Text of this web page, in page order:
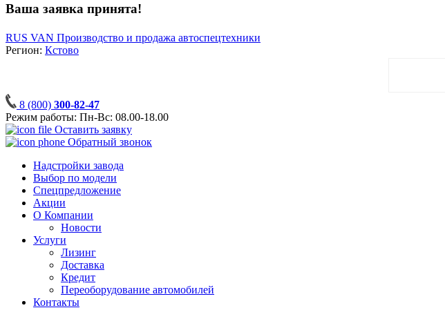
Ваша заявка принята!
RUS VAN Производство и продажа автоспецтехники
Регион: Кстово
8 (800) 300-82-47
Режим работы: Пн-Вс: 08.00-18.00
Оставить заявку
Обратный звонок
Надстройки завода
Выбор по модели
Спецпредложение
Акции
О Компании
Новости
Услуги
Лизинг
Доставка
Кредит
Переоборудование автомобилей
Контакты